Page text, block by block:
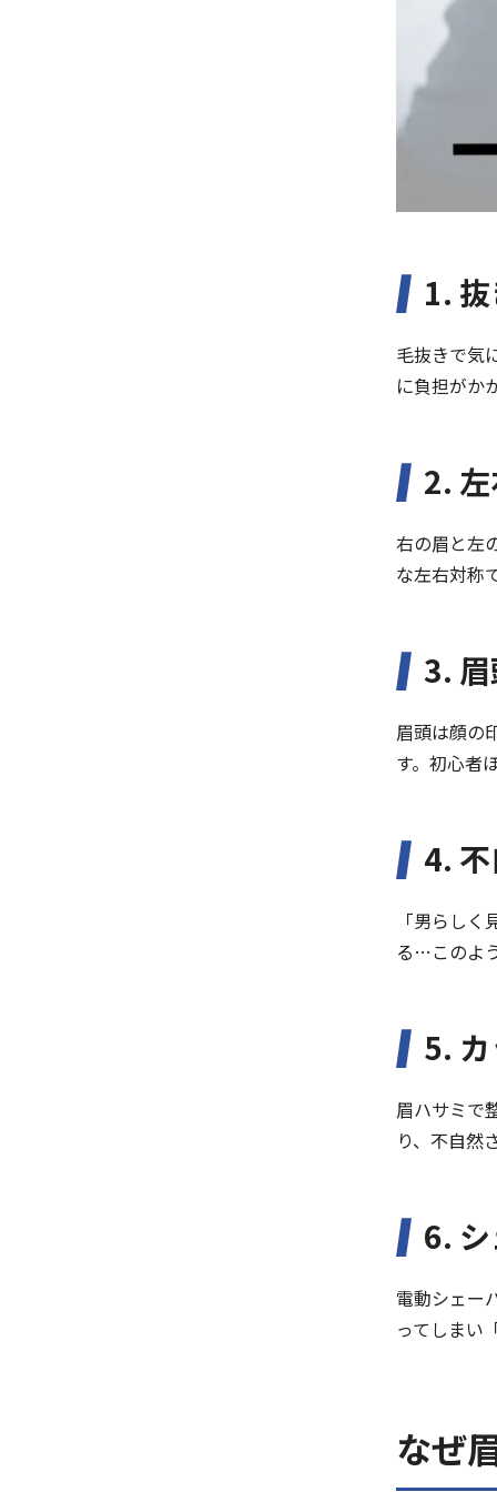
1.
毛抜きで気
に負担がか
2.
右の眉と左
な左右対称
3.
眉頭は顔の
す。初心者
4.
「男らし
る…このよ
5.
眉ハサミで
り、不自然
6.
電動シェー
ってしまい
なぜ